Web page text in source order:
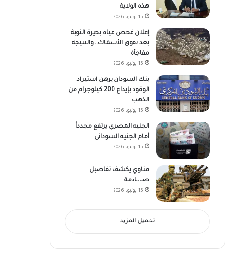
هذه الولاية
15 يونيو، 2026
إعلان فحص مياه بحيرة النوبة
بعد نفوق الأسماك.. والنتيجة
مفاجأة
15 يونيو، 2026
بنك السودان يرهن استيراد
الوقود بإيداع 200 كيلوجرام من
الذهب
15 يونيو، 2026
الجنيه المصري يرتفع مجدداً
أمام الجنيه السوداني
15 يونيو، 2026
مناوي يكشف تفاصيل
صـ،،ـادمة
15 يونيو، 2026
تحميل المزيد